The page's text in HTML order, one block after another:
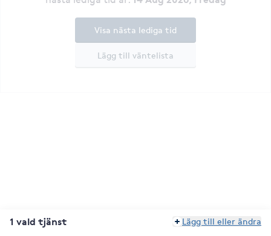
Lägg till väntelista
Visa nästa lediga tid
1 vald tjänst Lägg till eller ändra